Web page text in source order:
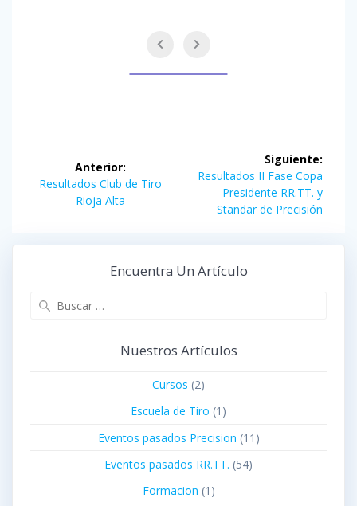
de
entradas
Anterior:
Entrada
anterior:
Resultados Club de Tiro
Rioja Alta
Siguiente:
Siguiente
entrada:
Resultados II Fase Copa
Presidente RR.TT. y
Standar de Precisión
Encuentra Un Artículo
Nuestros Artículos
Cursos (2)
Escuela de Tiro (1)
Eventos pasados Precision (11)
Eventos pasados RR.TT. (54)
Formacion (1)